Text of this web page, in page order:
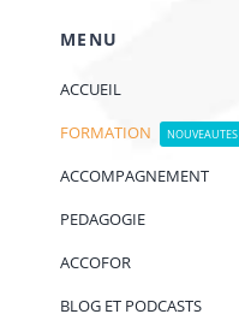
MENU
ACCUEIL
FORMATION
NOUVEAUTES
ACCOMPAGNEMENT
PEDAGOGIE
ACCOFOR
BLOG ET PODCASTS